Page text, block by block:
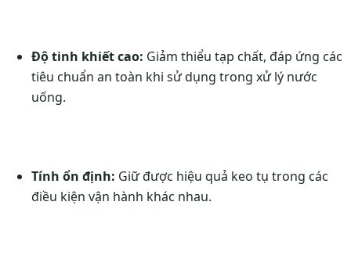
Độ tinh khiết cao: Giảm thiểu tạp chất, đáp ứng các
tiêu chuẩn an toàn khi sử dụng trong xử lý nước
uống.
Tính ổn định: Giữ được hiệu quả keo tụ trong các
điều kiện vận hành khác nhau.